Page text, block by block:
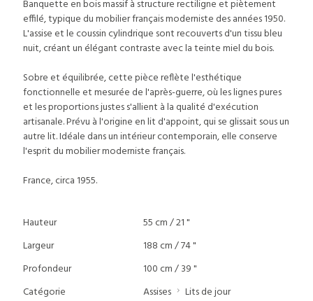
Banquette en bois massif à structure rectiligne et piètement
effilé, typique du mobilier français moderniste des années 1950.
L'assise et le coussin cylindrique sont recouverts d'un tissu bleu
nuit, créant un élégant contraste avec la teinte miel du bois.
Sobre et équilibrée, cette pièce reflète l'esthétique
fonctionnelle et mesurée de l'après-guerre, où les lignes pures
et les proportions justes s'allient à la qualité d'exécution
artisanale. Prévu à l'origine en lit d'appoint, qui se glissait sous un
autre lit. Idéale dans un intérieur contemporain, elle conserve
l'esprit du mobilier moderniste français.
France, circa 1955.
Hauteur
55 cm / 21 "
Largeur
188 cm / 74 "
Profondeur
100 cm / 39 "
Catégorie
Assises Lits de jour